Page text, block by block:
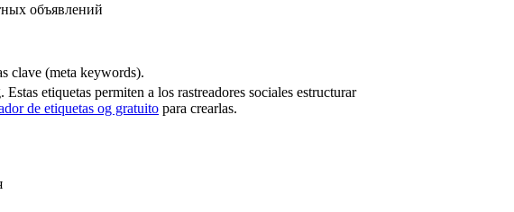
объявлений
clave (meta keywords).
etiquetas permiten a los rastreadores sociales estructurar
de etiquetas og gratuito para crearlas.